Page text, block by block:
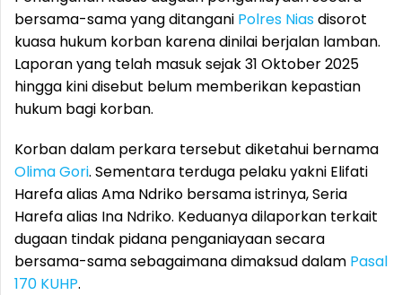
bersama-sama yang ditangani Polres Niasdisorot
kuasa hukum korban karena dinilai berjalan lamban.
Laporan yang telah masuk sejak 31 Oktober 2025
hingga kini disebut belum memberikan kepastian
hukum bagi korban.
Korban dalam perkara tersebut diketahui bernama
Olima Gori. Sementara terduga pelaku yakni Elifati
Harefa alias Ama Ndriko bersama istrinya, Seria
Harefa alias Ina Ndriko. Keduanya dilaporkan terkait
dugaan tindak pidana penganiayaan secara
bersama-sama sebagaimana dimaksud dalam Pasal
170 KUHP.